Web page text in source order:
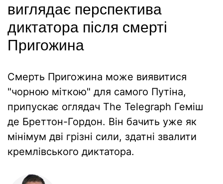
виглядає перспектива
диктатора після смерті
Пригожина
Смерть Пригожина може виявитися
"чорною міткою" для самого Путіна,
припускає оглядач The Telegraph Геміш
де Бреттон-Гордон. Він бачить уже як
мінімум дві грізні сили, здатні звалити
кремлівського диктатора.